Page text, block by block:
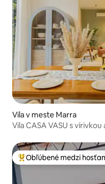
Vila v meste Marra
Vila CASA VASU s
Najobľúbenejšie medzi
Obľúbené medzi